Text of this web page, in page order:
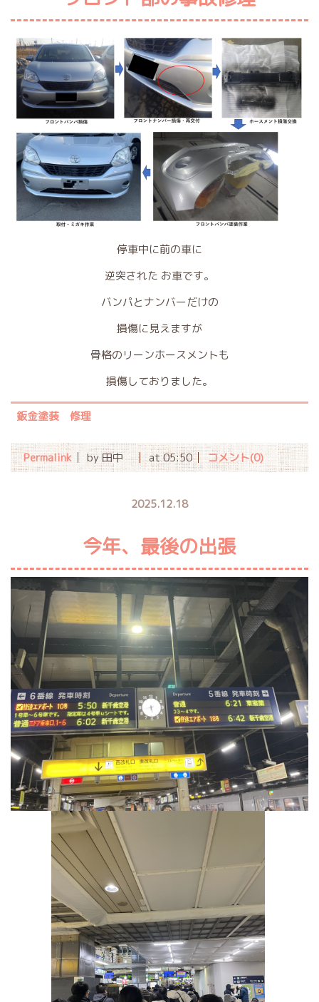
停車中に前の車に
逆突された お車です。
バンパとナンバーだけの
損傷に見えますが
骨格のリーンホースメントも
損傷しておりました。
鈑金塗装 修理
Permalink by 田中 at 05:50 コメント(0)
2025.12.18
今年、最後の出張